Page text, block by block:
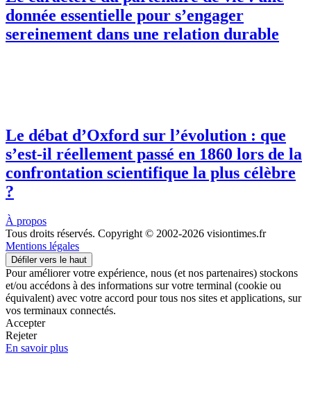
donnée essentielle pour s’engager
sereinement dans une relation durable
Le débat d’Oxford sur l’évolution : que
s’est-il réellement passé en 1860 lors de la
confrontation scientifique la plus célèbre
?
À propos
Tous droits réservés. Copyright © 2002-2026 visiontimes.fr
Mentions légales
Défiler vers le haut
Pour améliorer votre expérience, nous (et nos partenaires) stockons
et/ou accédons à des informations sur votre terminal (cookie ou
équivalent) avec votre accord pour tous nos sites et applications, sur
vos terminaux connectés.
Accepter
Rejeter
En savoir plus